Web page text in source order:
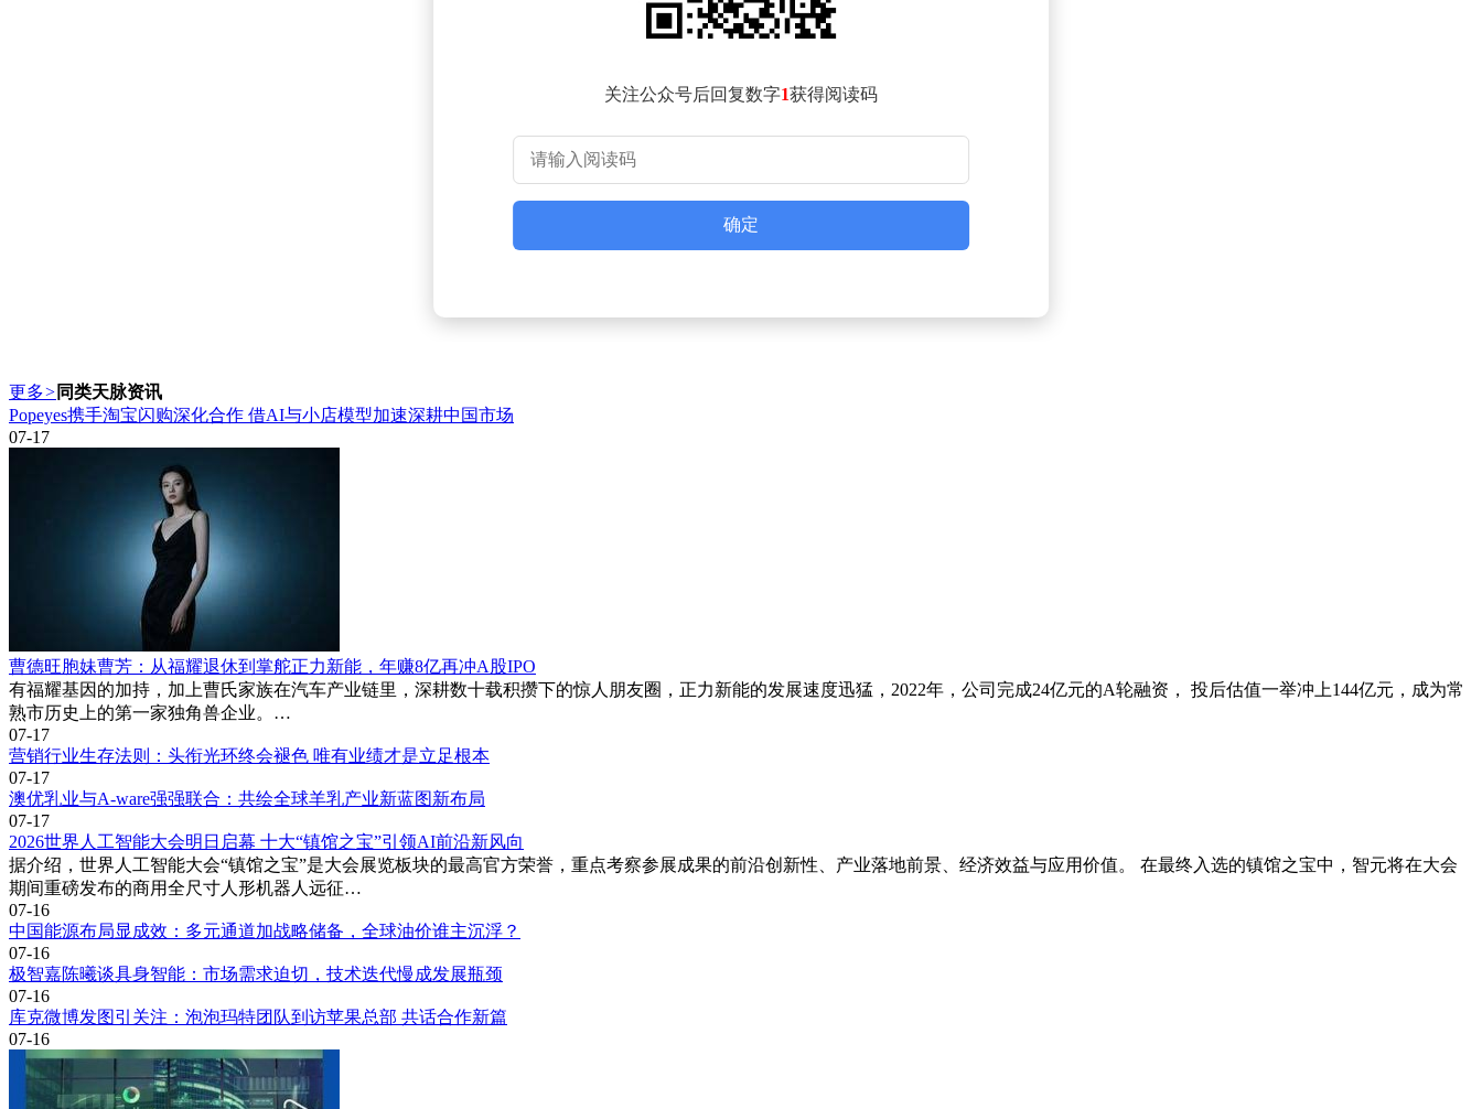
关注公众号后回复数字1获得阅读码
确定
更多> 同类天脉资讯
Popeyes携手淘宝闪购深化合作 借AI与小店模型加速深耕中国市场
07-17
曹德旺胞妹曹芳：从福耀退休到掌舵正力新能，年赚8亿再冲A股IPO
有福耀基因的加持，加上曹氏家族在汽车产业链里，深耕数十载积攒下的惊人朋友圈，正力新能的发展速度迅猛，2022年，公司完成24亿元的A轮融资， 投后估值一举冲上144亿元，成为常
熟市历史上的第一家独角兽企业。…
07-17
营销行业生存法则：头衔光环终会褪色 唯有业绩才是立足根本
07-17
澳优乳业与A-ware强强联合：共绘全球羊乳产业新蓝图新布局
07-17
2026世界人工智能大会明日启幕 十大“镇馆之宝”引领AI前沿新风向
据介绍，世界人工智能大会“镇馆之宝”是大会展览板块的最高官方荣誉，重点考察参展成果的前沿创新性、产业落地前景、经济效益与应用价值。 在最终入选的镇馆之宝中，智元将在大会
期间重磅发布的商用全尺寸人形机器人远征…
07-16
中国能源布局显成效：多元通道加战略储备，全球油价谁主沉浮？
07-16
极智嘉陈曦谈具身智能：市场需求迫切，技术迭代慢成发展瓶颈
07-16
库克微博发图引关注：泡泡玛特团队到访苹果总部 共话合作新篇
07-16